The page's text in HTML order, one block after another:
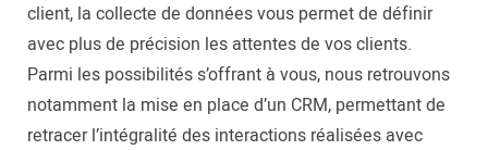
client, la collecte de données vous permet de définir
avec plus de précision les attentes de vos clients.
Parmi les possibilités s’offrant à vous, nous retrouvons
notamment la mise en place d’un CRM, permettant de
retracer l’intégralité des interactions réalisées avec